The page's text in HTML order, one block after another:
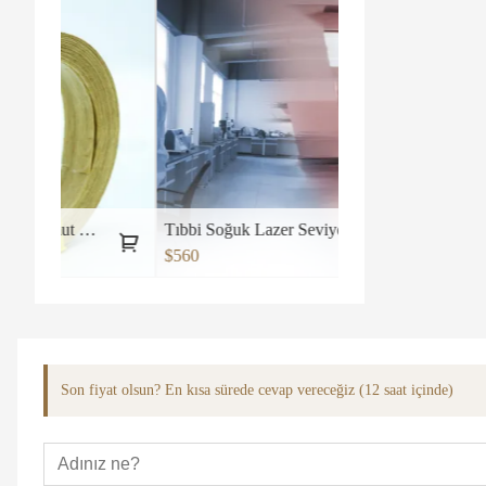
Tıbbi Soğuk Lazer Seviye Ekipmanı Terapi Makinesi No2
Son fiyat olsun? En kısa sürede cevap vereceğiz (12 saat içinde)